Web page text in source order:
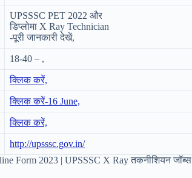
UPSSSC PET 2022 और
डिप्लोमा X Ray Technician
-पूरी जानकारी देखें,
18-40 – ,
क्लिक करें,
क्लिक करें-16 June,
क्लिक करें,
http://upsssc.gov.in/
Form 2023 | UPSSSC X Ray तकनीशियन जॉब्स